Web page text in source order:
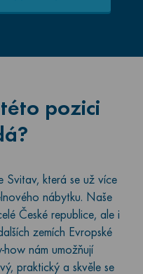
pozici
Svitav, která se už více
nábytku. Naše
České republice, ale i
zemích Evropské
how nám umožňují
praktický a skvěle se